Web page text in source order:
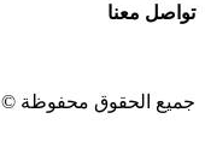
تواصل معنا
جميع الحقوق محفوظة ©